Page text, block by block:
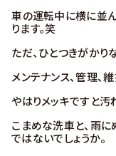
車の運転中に横に並
ります。笑
ただ、ひとつきがかり
メンテナンス、管理、
やはりメッキですと汚
こまめな洗車と、雨
ではないでしょうか。